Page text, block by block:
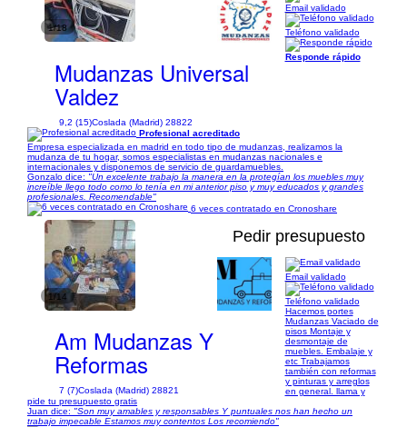
1/18
Mudanzas Universal
Valdez
9,2 (15)Coslada (Madrid) 28822
Email validado
Teléfono validado
Responde rápido
Profesional acreditado
Empresa especializada en madrid en todo tipo de mudanzas, realizamos la
mudanza de tu hogar, somos especialistas en mudanzas nacionales e
internacionales y disponemos de servicio de guardamuebles.
Gonzalo dice: "Un excelente trabajo la manera en la protegían los muebles muy
increíble llego todo como lo tenía en mi anterior piso y muy educados y grandes
profesionales. Recomendable"
6 veces contratado en Cronoshare
1/14
Pedir presupuesto
Am Mudanzas Y
Reformas
7 (7)Coslada (Madrid) 28821
Email validado
Teléfono validado
Hacemos portes
Mudanzas Vaciado de
pisos Montaje y
desmontaje de
muebles. Embalaje y
etc Trabajamos
también con reformas
y pinturas y arreglos
en general. llama y
pide tu presupuesto gratis
Juan dice: "Son muy amables y responsables Y puntuales nos han hecho un
trabajo impecable Estamos muy contentos Los recomiendo"